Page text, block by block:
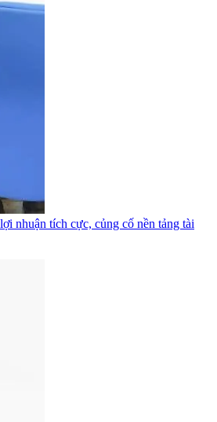
nhuận tích cực, củng cố nền tảng tài